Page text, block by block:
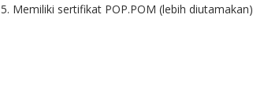
5. Memiliki sertifikat POP.POM (lebih diutamakan)